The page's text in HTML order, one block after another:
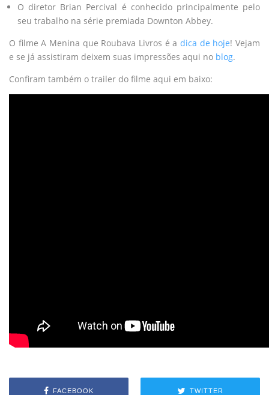
O diretor Brian Percival é conhecido principalmente pelo
seu trabalho na série premiada Downton Abbey.
O filme A Menina que Roubava Livros é a dica de hoje! Vejam
e se já assistiram deixem suas impressões aqui no blog.
Confiram também o trailer do filme aqui em baixo:
FACEBOOK TWITTER